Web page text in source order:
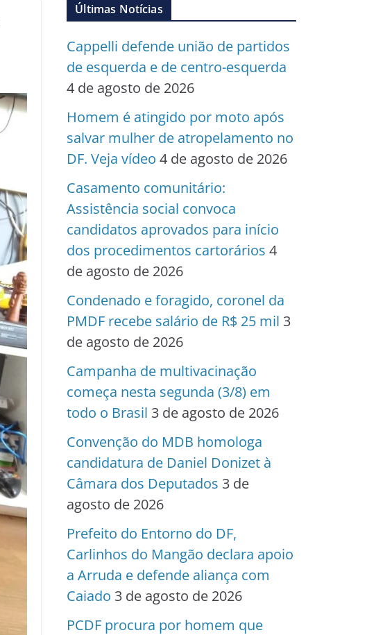
Últimas Notícias
Cappelli defende união de partidos
de esquerda e de centro-esquerda
4 de agosto de 2026
Homem é atingido por moto após
salvar mulher de atropelamento no
DF. Veja vídeo 4 de agosto de 2026
Casamento comunitário:
Assistência social convoca
candidatos aprovados para início
dos procedimentos cartorários 4
de agosto de 2026
Condenado e foragido, coronel da
PMDF recebe salário de R$ 25 mil 3
de agosto de 2026
Campanha de multivacinação
começa nesta segunda (3/8) em
todo o Brasil 3 de agosto de 2026
Convenção do MDB homologa
candidatura de Daniel Donizet à
Câmara dos Deputados 3 de
agosto de 2026
Prefeito do Entorno do DF,
Carlinhos do Mangão declara apoio
a Arruda e defende aliança com
Caiado 3 de agosto de 2026
PCDF procura por homem que